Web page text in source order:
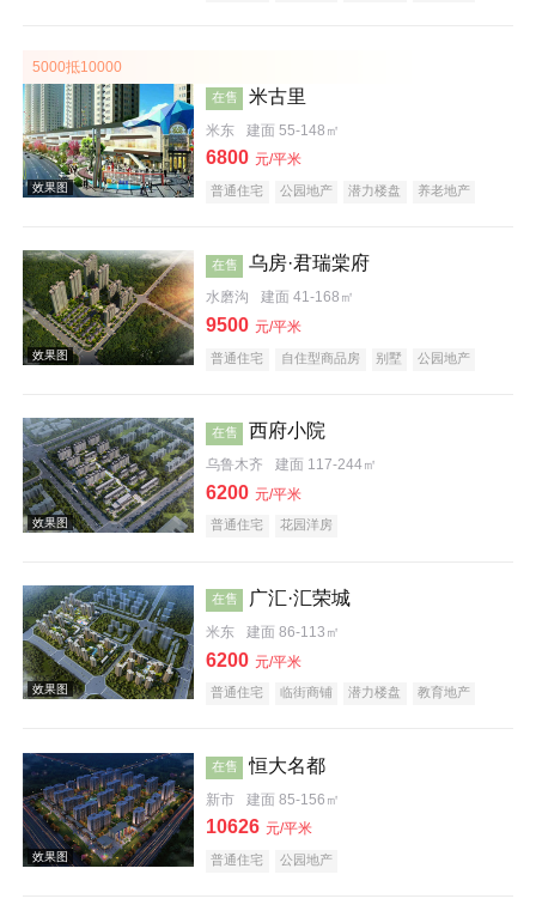
效果图
效果图
效果图
5000抵10000
在售 米古里
米东 建面 55-148㎡
6800 元/平米
普通住宅 公园地产 潜力楼盘
养老地产
在售 乌房·君瑞棠府
水磨沟 建面 41-168㎡
9500 元/平米
普通住宅 自住型商品房 别墅
公园地产
在售
西府小院
乌鲁木齐 建面 117-244㎡
6200 元/平米
普通住宅 花园洋房
在售 广汇·汇荣城
米东 建面 86-113㎡
6200 元/平米
普通住宅 临街商铺 潜力楼盘
教育地产
在售 恒大名都
新市 建面 85-156㎡
10626 元/平米
普通住宅 公园地产